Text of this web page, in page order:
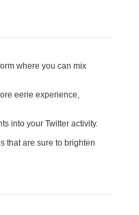
where you can mix
eerie experience,
into your Twitter activity.
that are sure to brighten